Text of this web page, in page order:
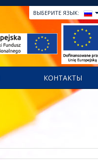
ВЫБЕРИТЕ ЯЗЫК:
КОНТАКТЫ